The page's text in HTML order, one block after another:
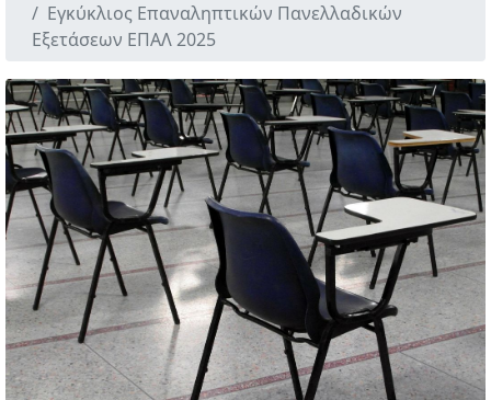
Εγκύκλιος Επαναληπτικών Πανελλαδικών
Εξετάσεων ΕΠΑΛ 2025